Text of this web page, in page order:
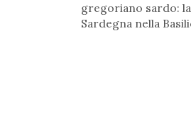
gregoriano sardo:
Sardegna nella